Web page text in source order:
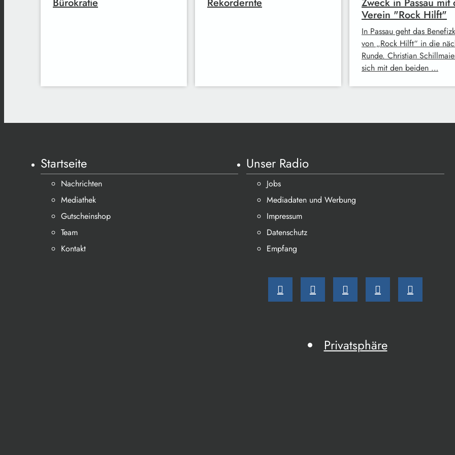
Bürokratie
Rekordernte
Zweck in Passau mit
Verein "Rock Hilft"
In Passau geht das
von „Rock Hilft“ in die
Runde. Christian
sich mit den beiden …
Startseite
Nachrichten
Mediathek
Gutscheinshop
Team
Kontakt
Unser Radio
Jobs
Mediadaten und Werbung
Impressum
Datenschutz
Empfang
Privatsphäre